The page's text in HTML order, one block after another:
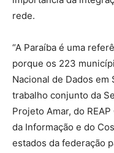
rede.
“A Paraíba é uma
porque os 223
Nacional de Dados em
trabalho conjunto da
Projeto Amar, do
da Informação e do
estados da federação